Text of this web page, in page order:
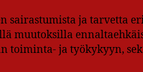
sairastumista ja tarvetta
muutoksilla
toiminta- ja työkykyyn,